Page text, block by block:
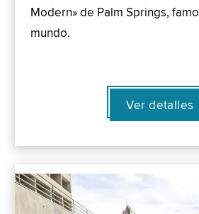
Modern» de Palm Springs,
mundo.
Ver detalles